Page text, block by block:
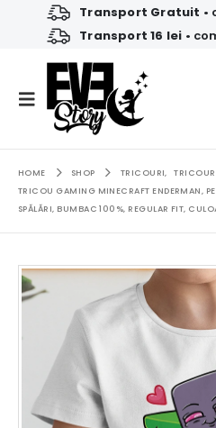
Transport Gratuit •
Transport 16 lei •
HOME SHOP TRICOURI,
TRICOU GAMING MINECRAFT ENDERMAN,
SPĂLĂRI, BUMBAC 100%, REGULAR FIT,